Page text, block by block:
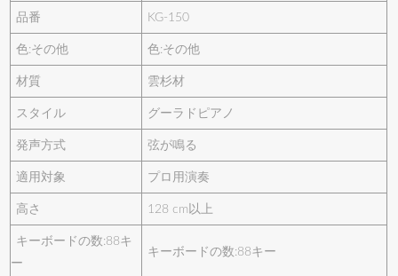
品番 KG-150
色:その他 色:その他
材質 雲杉材
スタイル グーラドピアノ
発声方式 弦が鳴る
適用対象 プロ用演奏
高さ 128 cm以上
キーボードの数:88キ
ー
キーボードの数:88キー